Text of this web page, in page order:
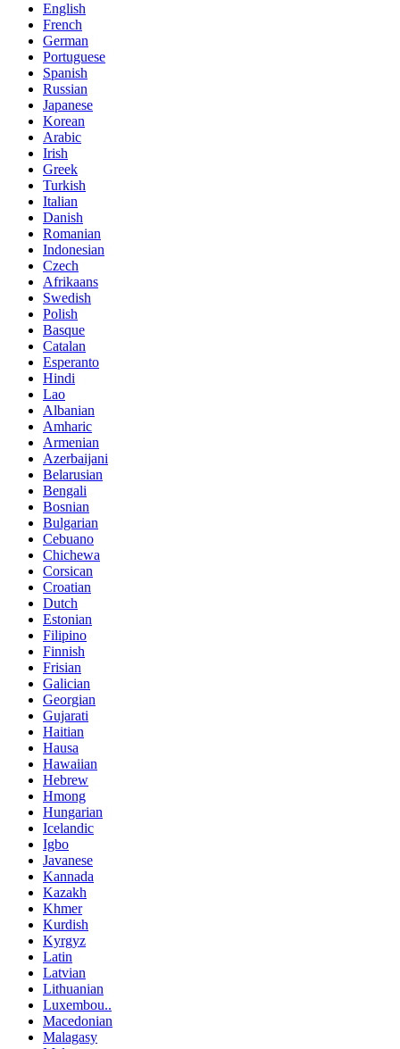
English
French
German
Portuguese
Spanish
Russian
Japanese
Korean
Arabic
Irish
Greek
Turkish
Italian
Danish
Romanian
Indonesian
Czech
Afrikaans
Swedish
Polish
Basque
Catalan
Esperanto
Hindi
Lao
Albanian
Amharic
Armenian
Azerbaijani
Belarusian
Bengali
Bosnian
Bulgarian
Cebuano
Chichewa
Corsican
Croatian
Dutch
Estonian
Filipino
Finnish
Frisian
Galician
Georgian
Gujarati
Haitian
Hausa
Hawaiian
Hebrew
Hmong
Hungarian
Icelandic
Igbo
Javanese
Kannada
Kazakh
Khmer
Kurdish
Kyrgyz
Latin
Latvian
Lithuanian
Luxembou..
Macedonian
Malagasy